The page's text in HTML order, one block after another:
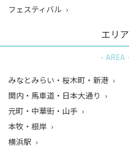
フェスティバル
エリア
AREA
みなとみらい・桜木町・新港
関内・馬車道・日本大通り
元町・中華街・山手
本牧・根岸
横浜駅